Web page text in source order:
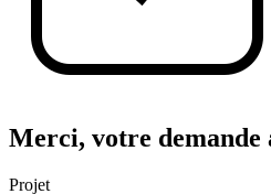
Merci, votre demande
Projet